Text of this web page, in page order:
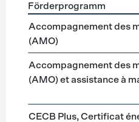
Förderprogramme
Förderprogramm
Accompagnement des
(AMO)
Accompagnement des
(AMO) et assistance à
CECB Plus, Certificat